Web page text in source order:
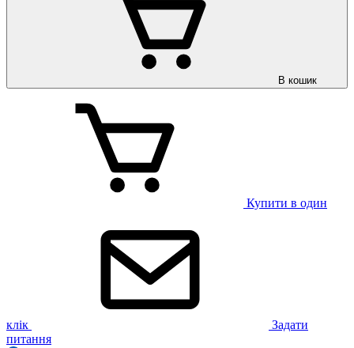
В кошик
Купити в один
клік
Задати
питання